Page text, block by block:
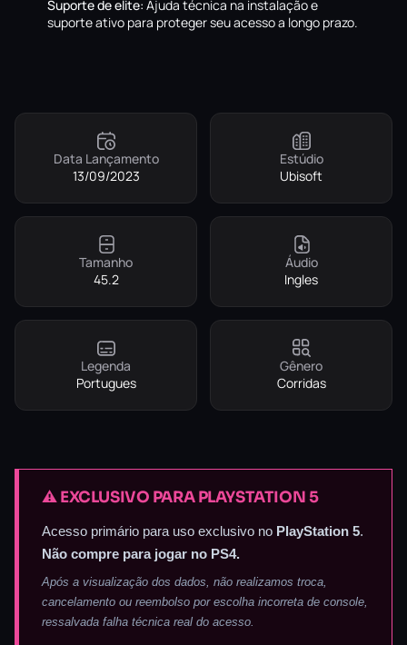
Suporte de elite: Ajuda técnica na instalação e
suporte ativo para proteger seu acesso a longo prazo.
Data Lançamento
13/09/2023
Estúdio
Ubisoft
Tamanho
45.2
Áudio
Ingles
Legenda
Portugues
Gênero
Corridas
⚠️ EXCLUSIVO PARA PLAYSTATION 5
Acesso primário para uso exclusivo no PlayStation 5.
Não compre para jogar no PS4.
Após a visualização dos dados, não realizamos troca,
cancelamento ou reembolso por escolha incorreta de console,
ressalvada falha técnica real do acesso.